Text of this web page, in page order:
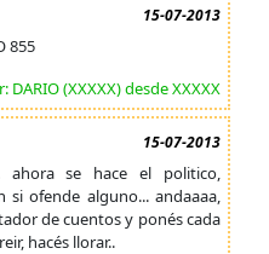
15-07-2013
855
DARIO (XXXXX) desde XXXXX
15-07-2013
ahora se hace el politico,
si ofende alguno... andaaaa,
de cuentos y ponés cada
hacés llorar..